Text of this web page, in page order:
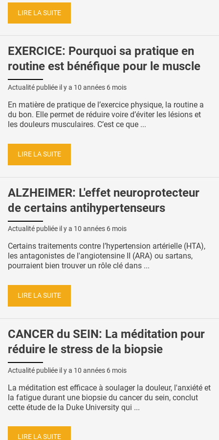
LIRE LA SUITE
EXERCICE: Pourquoi sa pratique en
routine est bénéfique pour le muscle
Actualité publiée il y a 10 années 6 mois
En matière de pratique de l’exercice physique, la routine a
du bon. Elle permet de réduire voire d’éviter les lésions et
les douleurs musculaires. C’est ce que ...
LIRE LA SUITE
ALZHEIMER: L'effet neuroprotecteur
de certains antihypertenseurs
Actualité publiée il y a 10 années 6 mois
Certains traitements contre l’hypertension artérielle (HTA),
les antagonistes de l'angiotensine II (ARA) ou sartans,
pourraient bien trouver un rôle clé dans ...
LIRE LA SUITE
CANCER du SEIN: La méditation pour
réduire le stress de la biopsie
Actualité publiée il y a 10 années 6 mois
La méditation est efficace à soulager la douleur, l'anxiété et
la fatigue durant une biopsie du cancer du sein, conclut
cette étude de la Duke University qui ...
LIRE LA SUITE